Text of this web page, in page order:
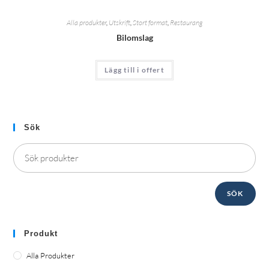
Alla produkter, Utskrift Stort format Restaurang
Bilomslag
Lägg till i offert
Sök
SÖK
Produkt
Alla Produkter